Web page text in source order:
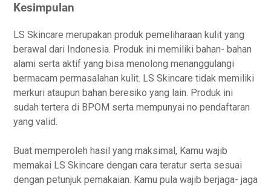
Kesimpulan
LS Skincare merupakan produk pemeliharaan kulit yang
berawal dari Indonesia. Produk ini memiliki bahan- bahan
alami serta aktif yang bisa menolong menanggulangi
bermacam permasalahan kulit. LS Skincare tidak memiliki
merkuri ataupun bahan beresiko yang lain. Produk ini
sudah tertera di BPOM serta mempunyai no pendaftaran
yang valid.
Buat memperoleh hasil yang maksimal, Kamu wajib
memakai LS Skincare dengan cara teratur serta sesuai
dengan petunjuk pemakaian. Kamu pula wajib berjaga- jaga